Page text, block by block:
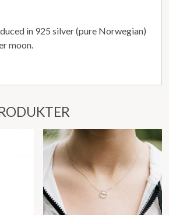
in 925 silver (pure Norwegian)
moon.